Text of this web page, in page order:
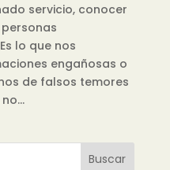
servicio, conocer
lo que nos
engañosas o
de falsos temores
Buscar